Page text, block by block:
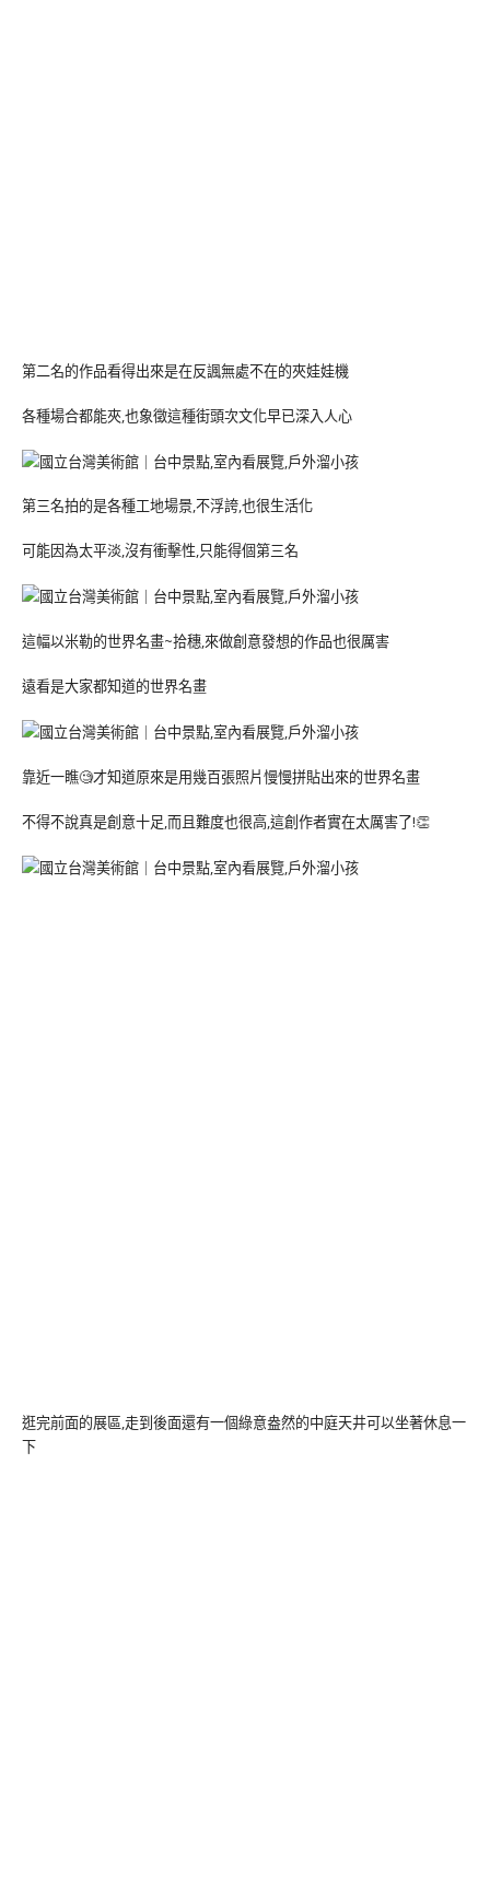
第二名的作品看得出來是在反諷無處不在的夾娃娃機
各種場合都能夾,也象徵這種街頭次文化早已深入人心
第三名拍的是各種工地場景,不浮誇,也很生活化
可能因為太平淡,沒有衝擊性,只能得個第三名
這幅以米勒的世界名畫~拾穗,來做創意發想的作品也很厲害
遠看是大家都知道的世界名畫
靠近一瞧🧐才知道原來是用幾百張照片慢慢拼貼出來的世界名畫
不得不說真是創意十足,而且難度也很高,這創作者實在太厲害了!👏
逛完前面的展區,走到後面還有一個綠意盎然的中庭天井可以坐著休息一
下